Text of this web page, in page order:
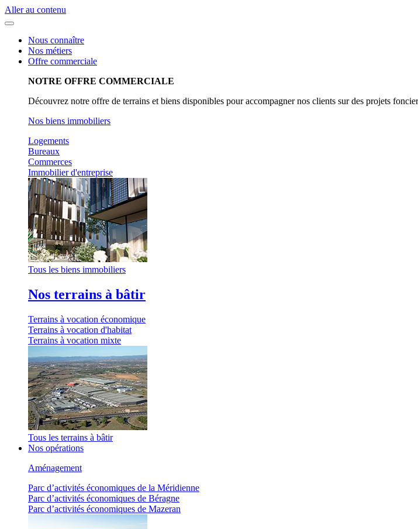
Aller au contenu
Nous connaître
Nos métiers
Offre commerciale
NOTRE OFFRE COMMERCIALE
Découvrez notre offre de terrains et biens disponibles pour accompagner nos clients sur des projets
Nos biens immobiliers
Logements
Bureaux
Commerces
Immobilier d'entreprise
Tous les biens immobiliers
Nos terrains à bâtir
Terrains à vocation économique
Terrains à vocation d'habitat
Terrains à vocation mixte
Tous les terrains à bâtir
Nos opérations
Aménagement
Parc d’activités économiques de la Méridienne
Parc d’activités économiques de Béragne
Parc d’activités économiques de Mazeran